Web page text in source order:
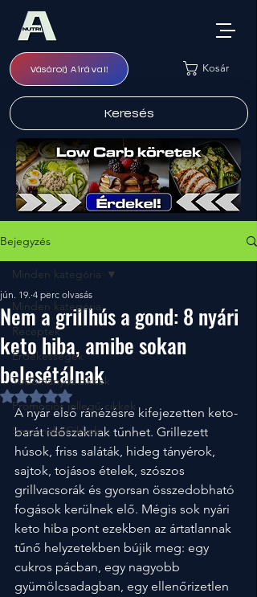
Vásárolj Airával! Kosár
Keresés
Bejegyzés
Minden kategória
Receptek
Érdekességek
Tudományos cikkek
Promociós jellegű cikkek
Szezonális Cikkek
Minden kategória
Nem a grillhús a gond: 8 nyári
keto hiba, amibe sokan
belesétálnak
jún. 19. 4 perc olvasás
NaN csillagot kapott az 5-ből.
A nyár első ránézésre kifejezetten keto-
barát időszaknak tűnhet. Grillezett
húsok, friss saláták, hideg tányérok,
sajtok, tojásos ételek, szószos
grillvacsorák és gyorsan összedobható
fogások kerülnek elő. Mégis sok nyári
keto hiba pont ezekben az ártatlannak
tűnő helyzetekben bújik meg: egy
cukros pácban, egy nagyobb
gyümölcsadagban, egy ellenőrizetlen